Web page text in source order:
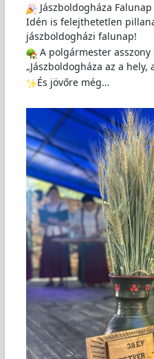
Jászboldogháza Falunap
Idén is felejthetetlen
jászboldogházi falunap!
A polgármester asszony
„Jászboldogháza az a
És jövőre még…